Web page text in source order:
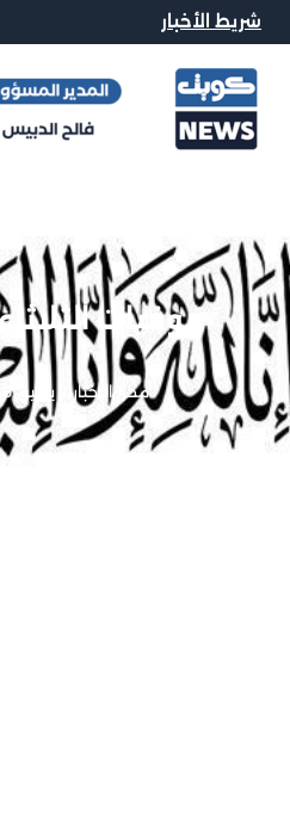
شريط الأخبار
وفيات الثلاثاء 7-7-2026
محرر الاخبار|7 يوليو, 2026